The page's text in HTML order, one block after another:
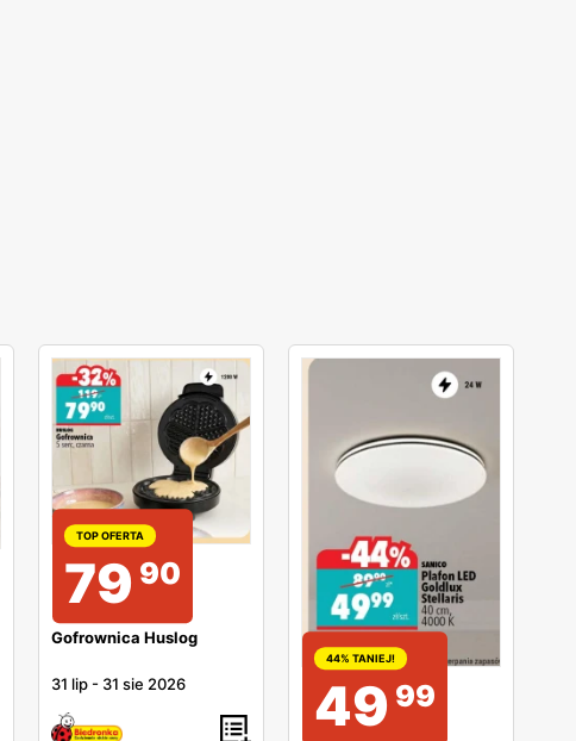
TOP OFERTA
79 90
Gofrownica Huslog
31 lip - 31 sie 2026
44% TANIEJ!
49 99